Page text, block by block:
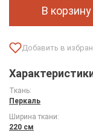
В корзину
Ткань:
Перкаль
Ширина ткани:
220 см